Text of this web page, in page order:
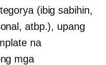
(ibig sabihin,
atbp.), upang
na
mga